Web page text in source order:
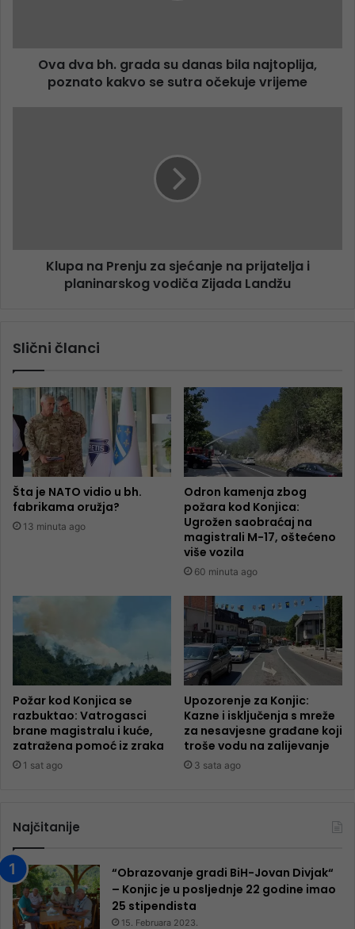
Ova dva bh. grada su danas bila najtoplija,
poznato kakvo se sutra očekuje vrijeme
Klupa na Prenju za sjećanje na prijatelja i
planinarskog vodiča Zijada Landžu
Slični članci
Šta je NATO vidio u bh.
fabrikama oružja?
13 minuta ago
Odron kamenja zbog
požara kod Konjica:
Ugrožen saobraćaj na
magistrali M-17, oštećeno
više vozila
60 minuta ago
Požar kod Konjica se
razbuktao: Vatrogasci
brane magistralu i kuće,
zatražena pomoć iz zraka
1 sat ago
Upozorenje za Konjic:
Kazne i isključenja s mreže
za nesavjesne građane koji
troše vodu na zalijevanje
3 sata ago
Najčitanije
“Obrazovanje gradi BiH-Jovan Divjak“
– Konjic je u posljednje 22 godine imao
25 ​​stipendista
15. Februara 2023.